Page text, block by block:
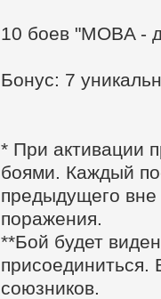
10 боев "MOBA -
Бонус: 7
* При активации
боями. Каждый
предыдущего вне
поражения.
**Бой будет
присоединиться.
союзников.